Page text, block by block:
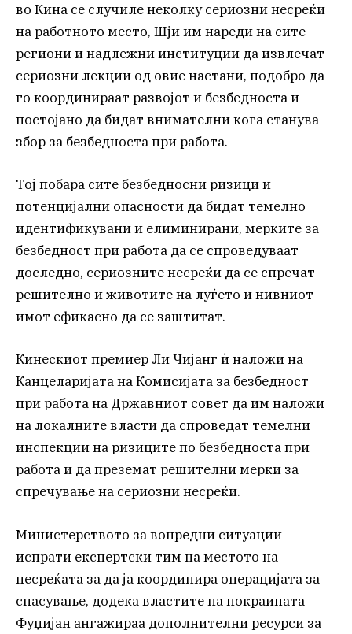
во Кина се случиле неколку сериозни несреќи
на работното место, Шји им нареди на сите
региони и надлежни институции да извлечат
сериозни лекции од овие настани, подобро да
го координираат развојот и безбедноста и
постојано да бидат внимателни кога станува
збор за безбедноста при работа.
Тој побара сите безбедносни ризици и
потенцијални опасности да бидат темелно
идентификувани и елиминирани, мерките за
безбедност при работа да се спроведуваат
доследно, сериозните несреќи да се спречат
решително и животите на луѓето и нивниот
имот ефикасно да се заштитат.
Кинескиот премиер Ли Чијанг ѝ наложи на
Канцеларијата на Комисијата за безбедност
при работа на Државниот совет да им наложи
на локалните власти да спроведат темелни
инспекции на ризиците по безбедноста при
работа и да преземат решителни мерки за
спречување на сериозни несреќи.
Министерството за вонредни ситуации
испрати експертски тим на местото на
несреќата за да ја координира операцијата за
спасување, додека властите на покраината
Фуџијан ангажираа дополнителни ресурси за